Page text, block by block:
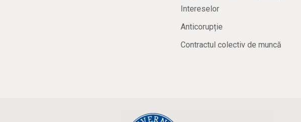
Intereselor
Anticorupție
Contractul colectiv de muncă